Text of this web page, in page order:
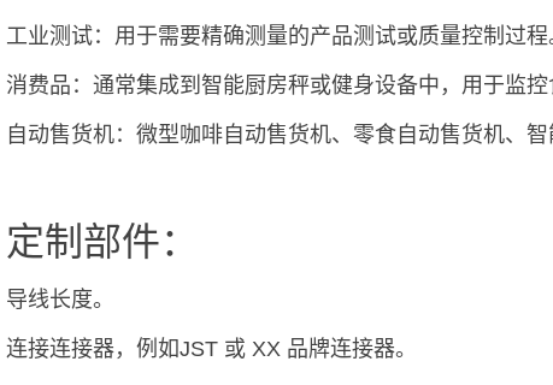
工业测试：用于需要精确测量的产品测试或质量控制过程
消费品：通常集成到智能厨房秤或健身设备中，用于监控
自动售货机：微型咖啡自动售货机、零食自动售货机、智
定制部件：
导线长度。
连接连接器，例如JST 或 XX 品牌连接器。